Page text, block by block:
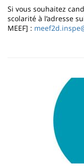
Si vous souhaitez
scolarité à l’adresse
MEEF] :